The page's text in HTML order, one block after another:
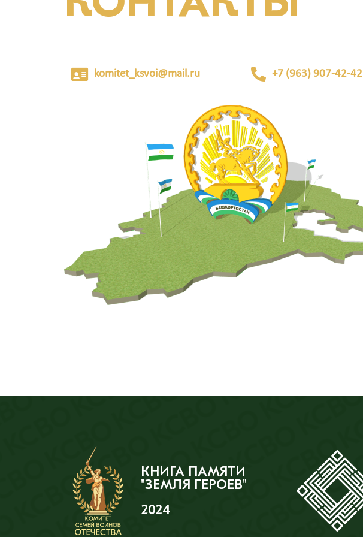
komitet_ksvoi@mail.ru +7 (963) 907-42-42
КНИГА ПАМЯТИ
"ЗЕМЛЯ ГЕРОЕВ"
2024